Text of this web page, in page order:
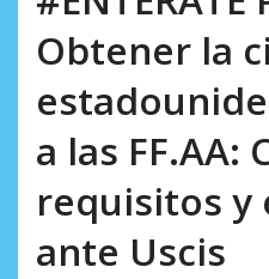
Obtener la
a las FF.AA:
requisitos y
ante Uscis